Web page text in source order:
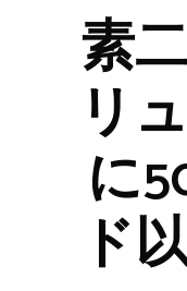
素
リ
に
ド